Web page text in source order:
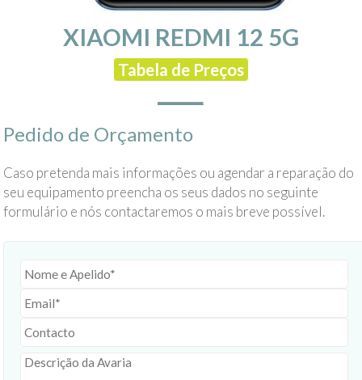
XIAOMI REDMI 12 5G
Tabela de Preços
Pedido de Orçamento
Caso pretenda mais informações ou agendar a reparação do
seu equipamento preencha os seus dados no seguinte
formulário e nós contactaremos o mais breve possível.